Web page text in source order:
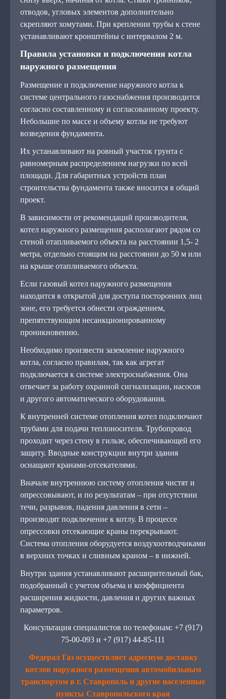
отводов, угловых элементов дополнительно
скрепляют хомутами. При креплении трубы к стене
устанавливают кронштейны с интервалом 2 м.
Правила установки и подключения котла
наружного размещения
Размещение и подключение наружного котла к
системе центрального газоснабжения производится
согласно составленному и согласованному проекту.
Небольшие по массе и объему котлы не требуют
возведения фундамента.
Их устанавливают на ровный участок грунта с
равномерным распределением нагрузки по всей
площади. Для габаритных устройств план
строительства фундамента также вносится в общий
проект.
В зависимости от рекомендаций производителя,
котел наружного размещения располагают рядом со
стеной отапливаемого объекта на расстоянии 1,5- 2
метра, отдельно стоящим на расстоянии до 50 м или
на крыше отапливаемого объекта.
Если газовый котел наружного размещения
находится в открытой для доступа посторонних лиц
зоне, его требуется обнести ограждением,
препятствующим несанкционированному
проникновению.
Необходимо произвести заземление наружного
котла, согласно правилам, так как агрегат
подключается к системе электроснабжения. Она
отвечает за работу охранной сигнализации, насосов
и другого автоматического оборудования.
К внутренней системе отопления котел подключают
трубами для подачи теплоносителя. Трубопровод
проходит через стену в гильзе, обеспечивающей его
защиту. Вводные конструкции внутри здания
оснащают кранами-отсекателями.
Вначале внутреннюю систему отопления чистят и
опрессовывают, и по результатам – при отсутствии
течи, разрывов, падения давления в сети –
производят подключение к котлу. В процессе
опрессовки отсекающие краны перекрывают.
Система отопления оборудуется воздухоотводчиками
в верхних точках и сливным краном – в нижней.
Внутри здания устанавливают расширительный бак,
подобранный с учетом объема и коэффициента
расширения жидкости, давления и других важных
параметров.
Консультация специалистов по телефонам: +7 (917)
75-00-093 и +7 (917) 44-85-111
Федерал Газ осуществляет адресную доставку
котлов наружного размещения автомобильным
транспортом в г. Ставрополь и другие населенные
пункты Ставропольского края